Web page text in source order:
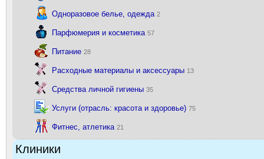
Одноразовое белье, одежда 2
Парфюмерия и косметика 57
Питание 28
Расходные материалы и аксессуары 13
Средства личной гигиены 35
Услуги (отрасль: красота и здоровье) 75
Фитнес, атлетика 21
Клиники